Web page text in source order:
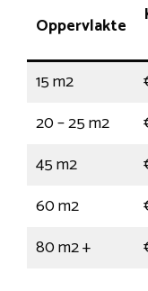
Oppervlakte
15 m2
20 – 25 m2
45 m2
60 m2
80 m2 +